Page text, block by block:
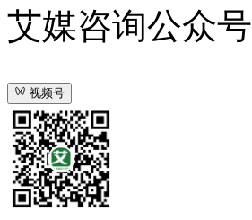
艾媒咨询公众号
视频号